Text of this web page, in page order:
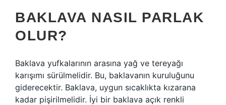
BAKLAVA NASIL PARLAK
OLUR?
Baklava yufkalarının arasına yağ ve tereyağı
karışımı sürülmelidir. Bu, baklavanın kuruluğunu
giderecektir. Baklava, uygun sıcaklıkta kızarana
kadar pişirilmelidir. İyi bir baklava açık renkli